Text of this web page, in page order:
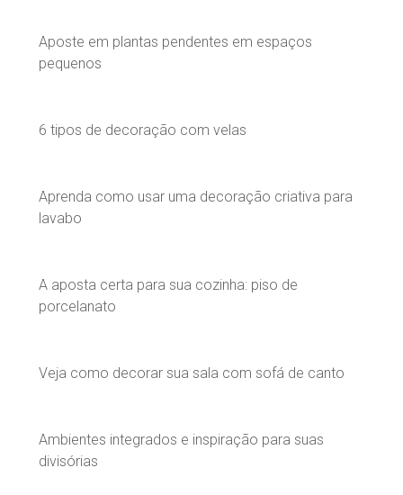
Aposte em plantas pendentes em espaços
pequenos
6 tipos de decoração com velas
Aprenda como usar uma decoração criativa para
lavabo
A aposta certa para sua cozinha: piso de
porcelanato
Veja como decorar sua sala com sofá de canto
Ambientes integrados e inspiração para suas
divisórias